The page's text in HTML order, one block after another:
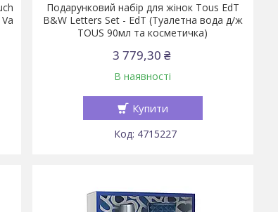
Подарунковий набір для жінок Tous EdT
B&W Letters Set - EdT (Туалетна вода д/ж
TOUS 90мл та косметичка)
3 779,30 ₴
В наявності
Купити
4715227